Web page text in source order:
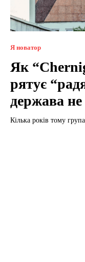
Я новатор
Як
рятує
держава
Кілька років тому